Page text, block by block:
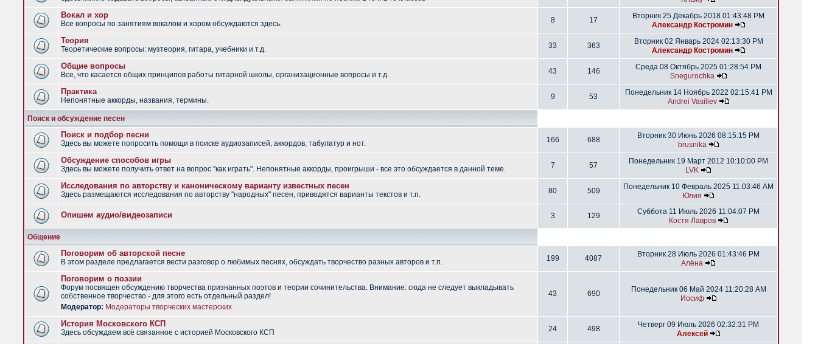
Вокал и хор
Все вопросы по занятиям вокалом и хором обсуждаются здесь. 8 17
Вторник 25 Декабрь 2018 01:43:48 PM
Александр Костромин
Теория
Теоретические вопросы: музтеория, гитара, учебники и т.д. 33 363
Вторник 02 Январь 2024 02:13:30 PM
Александр Костромин
Общие вопросы
Все, что касается общих принципов работы гитарной школы, организационные вопросы и т.д. 43 146
Среда 08 Октябрь 2025 01:28:54 PM
Snegurochka
Практика
Непонятные аккорды, названия, термины. 9 53
Понедельник 14 Ноябрь 2022 02:15:41 PM
Andrei Vasiliev
Поиск и обсуждение песен
Поиск и подбор песни
Здесь вы можете попросить помощи в поиске аудиозаписей, аккордов, табулатур и нот. 166 688
Вторник 30 Июнь 2026 08:15:15 PM
brusnika
Обсуждение способов игры
Здесь вы можете получить ответ на вопрос "как играть". Непонятные аккорды, проигрыши - все это обсуждается в данной теме. 7 57
Понедельник 19 Март 2012 10:10:00 PM
LVK
Исследования по авторству и каноническому варианту известных песен
Здесь размещаются исследования по авторству "народных" песен, приводятся варианты текстов и т.п. 80 509
Понедельник 10 Февраль 2025 11:03:46 AM
Юлия
Опишем аудио/видеозаписи 3 129
Суббота 11 Июль 2026 11:04:07 PM
Костя Лавров
Общение
Поговорим об авторской песне
В этом разделе предлагается вести разговор о любимых песнях, обсуждать творчество разных авторов и т.п. 199 4087
Вторник 28 Июль 2026 01:43:46 PM
Алёна
Поговорим о поэзии
Форум посвящен обсуждению творчества признанных поэтов и теории сочинительства. Внимание: сюда не следует выкладывать
собственное творчество - для этого есть отдельный раздел!
Модератор: Модераторы творческих мастерских
43 690
Понедельник 06 Май 2024 11:20:28 AM
Иосиф
История Московского КСП
Здесь обсуждаем всё связанное с историей Московского КСП 24 498
Четверг 09 Июль 2026 02:32:31 PM
Алексей